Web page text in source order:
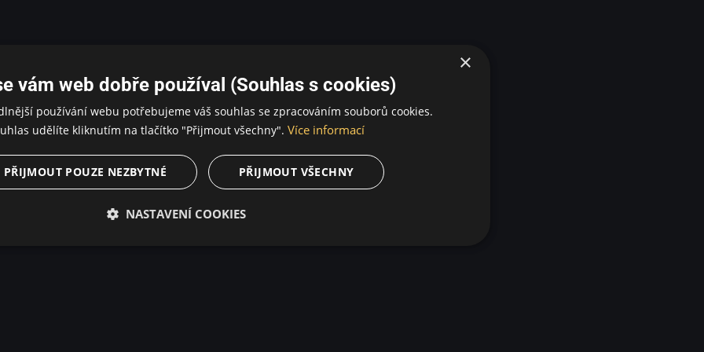
×
vám web dobře používal (Souhlas s cookies)
používání webu potřebujeme váš souhlas se zpracováním souborů cookies.
udělíte kliknutím na tlačítko "Přijmout všechny". Více informací
PŘIJMOUT VŠECHNY
PŘIJMOUT POUZE NEZBYTNÉ
NASTAVENÍ COOKIES